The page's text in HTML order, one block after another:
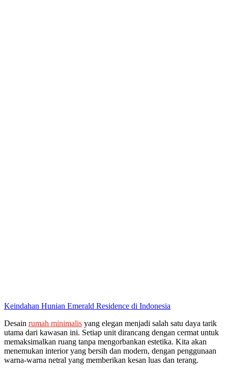
Keindahan Hunian Emerald Residence di Indonesia
Desain rumah minimalis yang elegan menjadi salah satu daya tarik
utama dari kawasan ini. Setiap unit dirancang dengan cermat untuk
memaksimalkan ruang tanpa mengorbankan estetika. Kita akan
menemukan interior yang bersih dan modern, dengan penggunaan
warna-warna netral yang memberikan kesan luas dan terang.